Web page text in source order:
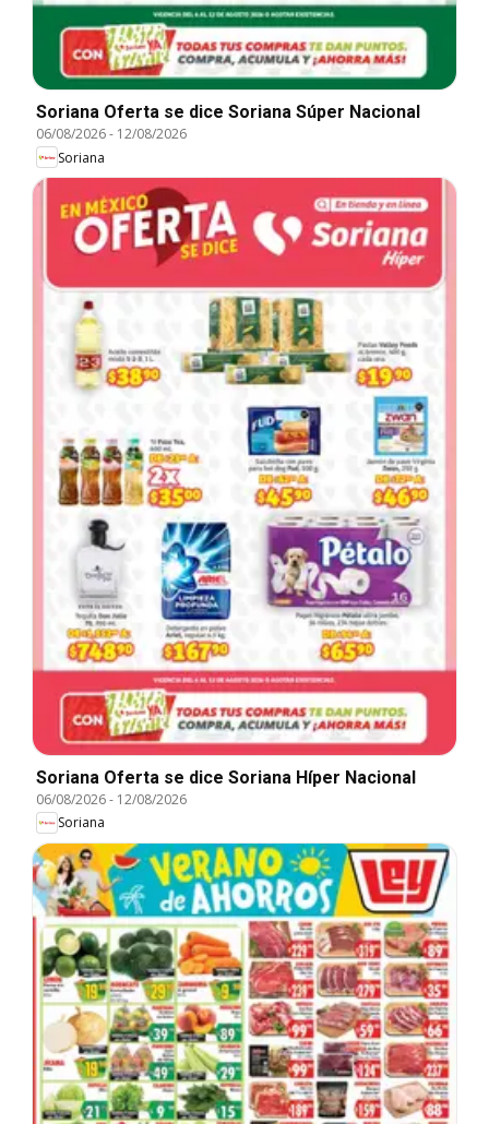
Soriana Oferta se dice Soriana Súper Nacional
06/08/2026- 12/08/2026
Soriana
Soriana Oferta se dice Soriana Híper Nacional
06/08/2026- 12/08/2026
Soriana